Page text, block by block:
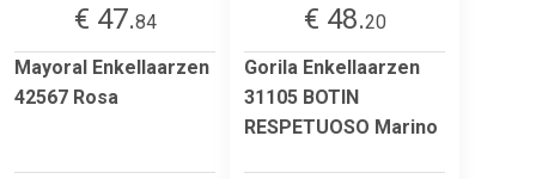
€ 47.84
Mayoral Enkellaarzen
42567 Rosa
€ 48.20
Gorila Enkellaarzen
31105 BOTIN
RESPETUOSO Marino